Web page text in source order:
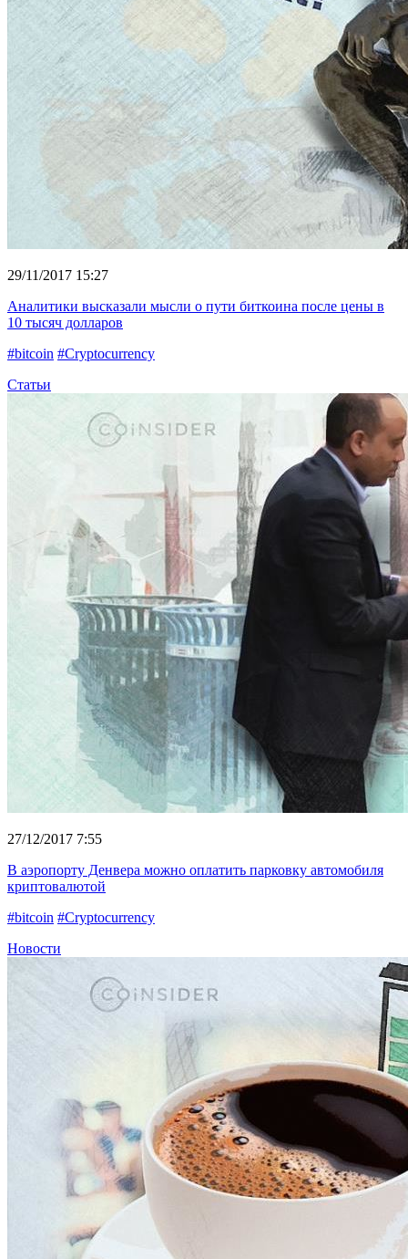
29/11/2017 15:27
Аналитики высказали мысли о пути биткоина после цены в
10 тысяч долларов
#bitcoin #Cryptocurrency
Статьи
27/12/2017 7:55
В аэропорту Денвера можно оплатить парковку автомобиля
криптовалютой
#bitcoin #Cryptocurrency
Новости